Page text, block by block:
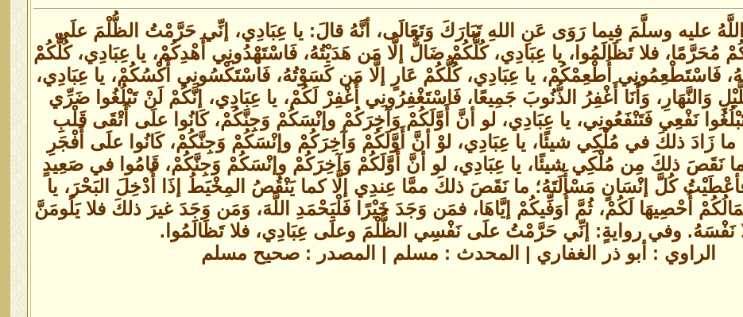
عليه وسلَّمَ فِيما رَوَى عَنِ اللهِ تَبَارَكَ وَتَعَالَى، أنَّهُ قالَ: يا عِبَادِي، إنِّي حَرَّمْتُ الظُّلْمَ علَى
مُحَرَّمًا، فلا تَظَالَمُوا، يا عِبَادِي، كُلُّكُمْ ضَالٌّ إلَّا مَن هَدَيْتُهُ، فَاسْتَهْدُونِي أَهْدِكُمْ، يا عِبَادِي، كُلُّكُمْ
فَاسْتَطْعِمُونِي أُطْعِمْكُمْ، يا عِبَادِي، كُلُّكُمْ عَارٍ إلَّا مَن كَسَوْتُهُ، فَاسْتَكْسُونِي أَكْسُكُمْ، يا عِبَادِي،
وَالنَّهَارِ، وَأَنَا أَغْفِرُ الذُّنُوبَ جَمِيعًا، فَاسْتَغْفِرُونِي أَغْفِرْ لَكُمْ، يا عِبَادِي، إنَّكُمْ لَنْ تَبْلُغُوا ضَرِّي
نَفْعِي فَتَنْفَعُونِي، يا عِبَادِي، لو أنَّ أَوَّلَكُمْ وَآخِرَكُمْ وإنْسَكُمْ وَجِنَّكُمْ، كَانُوا علَى أَتْقَى قَلْبِ
زَادَ ذلكَ في مُلْكِي شيئًا، يا عِبَادِي، لوْ أنَّ أَوَّلَكُمْ وَآخِرَكُمْ وإنْسَكُمْ وَجِنَّكُمْ، كَانُوا علَى أَفْجَرِ
نَقَصَ ذلكَ مِن مُلْكِي شيئًا، يا عِبَادِي، لو أنَّ أَوَّلَكُمْ وَآخِرَكُمْ وإنْسَكُمْ وَجِنَّكُمْ، قَامُوا في صَعِيدٍ
كُلَّ إنْسَانٍ مَسْأَلَتَهُ؛ ما نَقَصَ ذلكَ ممَّا عِندِي إلَّا كما يَنْقُصُ المِخْيَطُ إذَا أُدْخِلَ البَحْرَ، يا
أُحْصِيهَا لَكُمْ، ثُمَّ أُوَفِّيكُمْ إيَّاهَا، فمَن وَجَدَ خَيْرًا فَلْيَحْمَدِ اللَّهَ، وَمَن وَجَدَ غيرَ ذلكَ فلا يَلُومَنَّ
نَفْسَهُ. وفي روايةٍ: إنِّي حَرَّمْتُ علَى نَفْسِي الظُّلْمَ وعلَى عِبَادِي، فلا تَظَالَمُوا.
الراوي : أبو ذر الغفاري | المحدث : مسلم | المصدر : صحيح مسلم